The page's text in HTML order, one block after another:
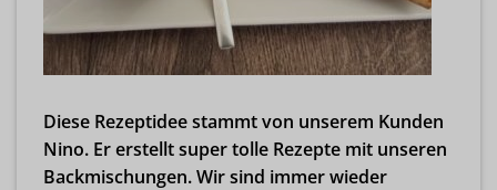
Diese Rezeptidee stammt von unserem Kunden
Nino. Er erstellt super tolle Rezepte mit unseren
Backmischungen. Wir sind immer wieder